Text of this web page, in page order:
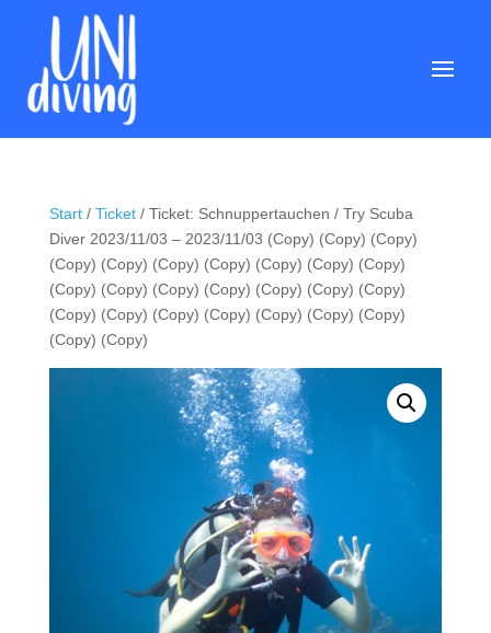
Start/ Ticket/ Ticket: Schnuppertauchen / Try Scuba
Diver 2023/11/03 – 2023/11/03 (Copy) (Copy) (Copy)
(Copy) (Copy) (Copy) (Copy) (Copy) (Copy) (Copy)
(Copy) (Copy) (Copy) (Copy) (Copy) (Copy) (Copy)
(Copy) (Copy) (Copy) (Copy) (Copy) (Copy) (Copy)
(Copy) (Copy)